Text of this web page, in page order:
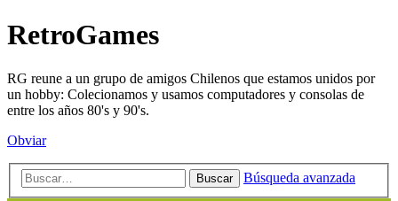
RetroGames
RG reune a un grupo de amigos Chilenos que estamos unidos por
un hobby: Colecionamos y usamos computadores y consolas de
entre los años 80's y 90's.
Obviar
Buscar Búsqueda avanzada